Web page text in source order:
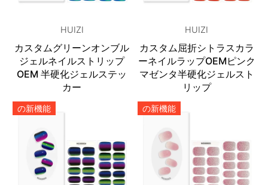
HUIZI
カスタムグリーンオンブル
ジェルネイルストリップ
OEM 半硬化ジェルステッ
カー
HUIZI
カスタム屈折シトラスカラ
ーネイルラップOEMピンク
マゼンタ半硬化ジェルスト
リップ
の新機能 の新機能